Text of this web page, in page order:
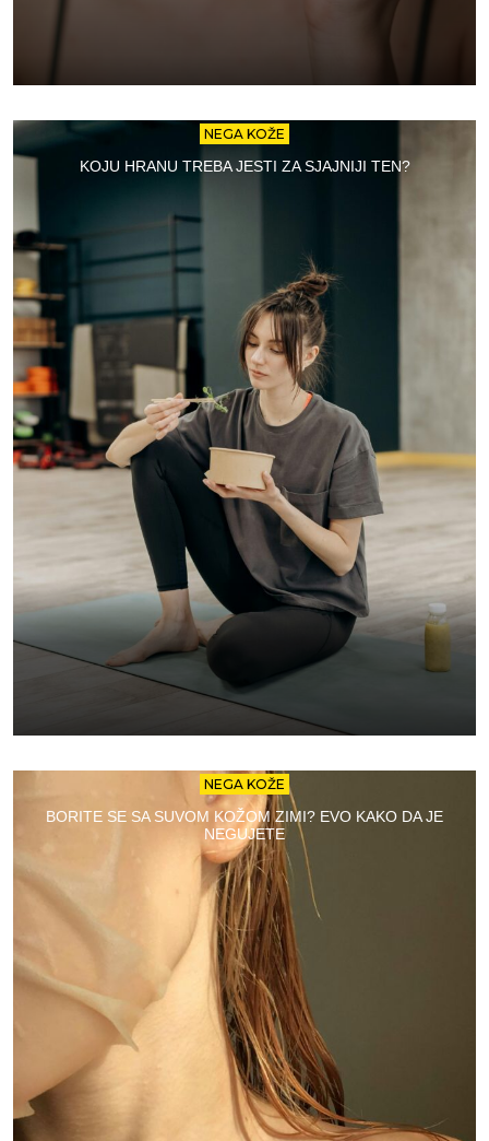
NEGA KOŽE
KOJU HRANU TREBA JESTI ZA SJAJNIJI TEN?
NEGA KOŽE
BORITE SE SA SUVOM KOŽOM ZIMI? EVO KAKO DA JE
NEGUJETE